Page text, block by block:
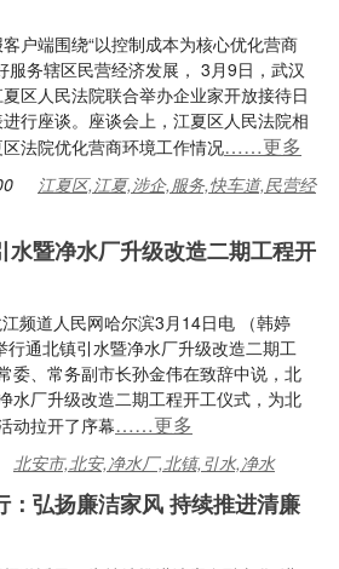
户端围绕“以控制成本为核心优化营商
服务辖区民营经济发展， 3月9日，武汉
区人民法院联合举办企业家开放接待日
行座谈。座谈会上，江夏区人民法院相
法院优化营商环境工作情况……更多
江夏区,江夏,涉企,服务,快车道,民营经
水暨净水厂升级改造二期工程开
频道人民网哈尔滨3月14日电 （韩婷
通北镇引水暨净水厂升级改造二期工
委、常务副市长孙金伟在致辞中说，北
水厂升级改造二期工程开工仪式，为北
动拉开了序幕……更多
北安市,北安,净水厂,北镇,引水,净水
：弘扬廉洁家风 持续推进清廉